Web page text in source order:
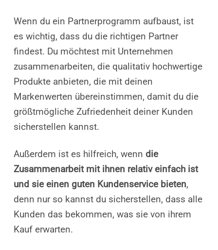
Wenn du ein Partnerprogramm aufbaust, ist
es wichtig, dass du die richtigen Partner
findest. Du möchtest mit Unternehmen
zusammenarbeiten, die qualitativ hochwertige
Produkte anbieten, die mit deinen
Markenwerten übereinstimmen, damit du die
größtmögliche Zufriedenheit deiner Kunden
sicherstellen kannst.
Außerdem ist es hilfreich, wenn die
Zusammenarbeit mit ihnen relativ einfach ist
und sie einen guten Kundenservice bieten,
denn nur so kannst du sicherstellen, dass alle
Kunden das bekommen, was sie von ihrem
Kauf erwarten.